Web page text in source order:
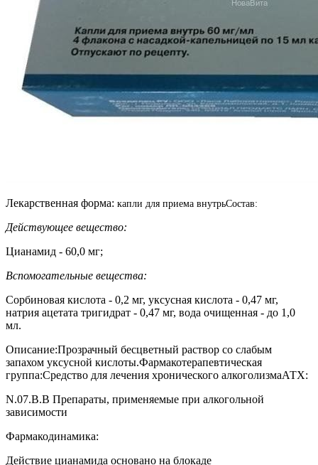
Лекарственная форма: капли для приема внутрьСостав:
Действующее вещество:
Цианамид - 60,0 мг;
Вспомогательные вещества:
Сорбиновая кислота - 0,2 мг, уксусная кислота - 0,47 мг,
натрия ацетата тригидрат - 0,47 мг, вода очищенная - до 1,0
мл.
Описание:Прозрачный бесцветный раствор со слабым
запахом уксусной кислоты.Фармакотерапевтическая
группа:Средство для лечения хронического алкоголизмаАТХ:
N.07.B.B Препараты, применяемые при алкогольной
зависимости
Фармакодинамика:
Действие цианамида основано на блокаде